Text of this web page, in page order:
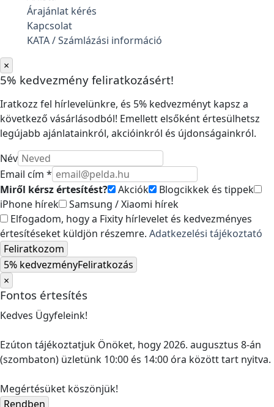
Árajánlat kérés
Kapcsolat
KATA / Számlázási információ
×
5% kedvezmény feliratkozásért!
Iratkozz fel hírlevelünkre, és 5% kedvezményt kapsz a
következő vásárlásodból! Emellett elsőként értesülhetsz
legújabb ajánlatainkról, akcióinkról és újdonságainkról.
Név
Email cím *
Miről kérsz értesítést?
Akciók
Blogcikkek és tippek
iPhone hírek
Samsung / Xiaomi hírek
Elfogadom, hogy a Fixity hírlevelet és kedvezményes
értesítéseket küldjön részemre. Adatkezelési tájékoztató
Feliratkozom
5% kedvezményFeliratkozás
×
Fontos értesítés
Kedves Ügyfeleink!
Ezúton tájékoztatjuk Önöket, hogy 2026. augusztus 8-án
(szombaton) üzletünk 10:00 és 14:00 óra között tart nyitva.
Megértésüket köszönjük!
Rendben